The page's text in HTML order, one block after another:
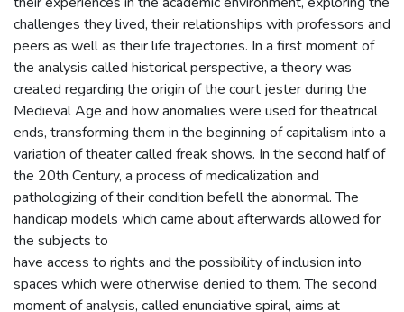
challenges they lived, their relationships with professors and
peers as well as their life trajectories. In a first moment of
the analysis called historical perspective, a theory was
created regarding the origin of the court jester during the
Medieval Age and how anomalies were used for theatrical
ends, transforming them in the beginning of capitalism into a
variation of theater called freak shows. In the second half of
the 20th Century, a process of medicalization and
pathologizing of their condition befell the abnormal. The
handicap models which came about afterwards allowed for
the subjects to
have access to rights and the possibility of inclusion into
spaces which were otherwise denied to them. The second
moment of analysis, called enunciative spiral, aims at